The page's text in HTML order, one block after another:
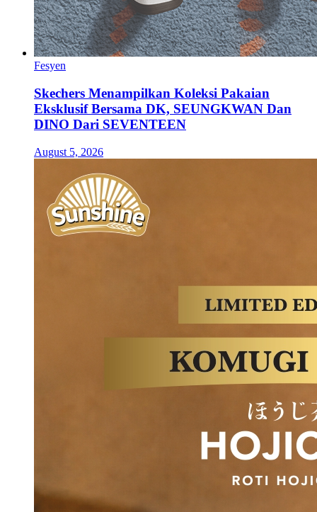
Fesyen
Skechers Menampilkan Koleksi Pakaian
Eksklusif Bersama DK, SEUNGKWAN Dan
DINO Dari SEVENTEEN
August 5, 2026